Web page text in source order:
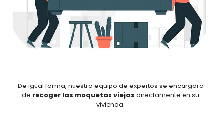
De igual forma, nuestro equipo de expertos se encargará
de recoger las moquetas viejas directamente en su
vivienda.